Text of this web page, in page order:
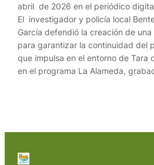
abril de 2026 en el periódico
El investigador y policía local
García defendió la creación de
para garantizar la continuidad del
que impulsa en el entorno de Tara
en el programa La Alameda,